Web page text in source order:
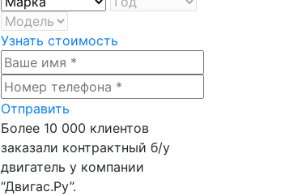
Узнать стоимость
Отправить
Более 10 000 клиентов
заказали контрактный б/у
двигатель у компании
“Двигас.Ру”.